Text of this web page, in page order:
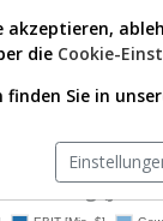
USA 2000 (v)
akzeptieren,
die Cookie-
Sie in